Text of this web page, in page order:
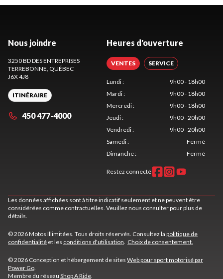
Nous joindre
3250 BD DES ENTREPRISES
TERREBONNE, QUÉBEC
J6X 4J8
ITINÉRAIRE
450 477-4000
Heures d'ouverture
VENTES SERVICE
Lundi:
9h00 - 18h00
Mardi:
9h00 - 18h00
Mercredi:
9h00 - 18h00
Jeudi:
9h00 - 20h00
Vendredi:
9h00 - 20h00
Samedi:
Fermé
Dimanche: Fermé
Restez connecté
Les données affichées sont à titre indicatif seulement et ne peuvent être
considérées comme contractuelles. Veuillez nous consulter pour plus de
détails.
© 2026 Motos Illimitées. Tous droits réservés. Consultez la politique de
confidentialité et les conditions d'utilisation. Choix de consentement.
© 2026 Conception et hébergement de sites Web pour sport motorisé par
Power Go.
Membre du réseau Shop A Ride.